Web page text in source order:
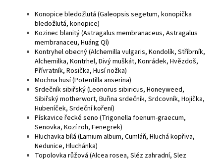
Konopice bledožlutá (Galeopsis segetum, konopička
bledožlutá, konopice)
Kozinec blanitý (Astragalus membranaceus, Astragalus
membranaceu, Huáng Qí)
Kontryhel obecný (Alchemilla vulgaris, Kondolík, Stříbrník,
Alchemilka, Kontrhel, Divý muškát, Konrádek, Hvězdoš,
Přívratník, Rosička, Husí nožka)
Mochna husí (Potentilla anserina)
Srdečník sibiřský (Leonorus sibiricus, Honeyweed,
Sibiřský motherwort, Buřina srdečník, Srdcovník, Hojička,
Hubeníček, Srdeční koření)
Pískavice řecké seno (Trigonella foenum-graecum,
Senovka, Kozí roh, Fenegrek)
Hluchavka bílá (Lamium album, Cumláň, Hluchá kopřiva,
Nedunice, Hluchánka)
Topolovka růžová (Alcea rosea, Sléz zahradní, Slez